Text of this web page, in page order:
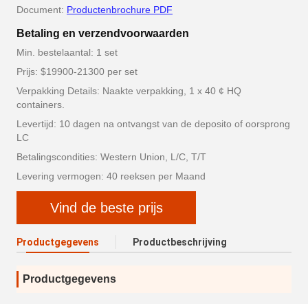
Document: Productenbrochure PDF
Betaling en verzendvoorwaarden
Min. bestelaantal: 1 set
Prijs: $19900-21300 per set
Verpakking Details: Naakte verpakking, 1 x 40 ¢ HQ
containers.
Levertijd: 10 dagen na ontvangst van de deposito of oorsprong
LC
Betalingscondities: Western Union, L/C, T/T
Levering vermogen: 40 reeksen per Maand
Vind de beste prijs
Productgegevens Productbeschrijving
Productgegevens